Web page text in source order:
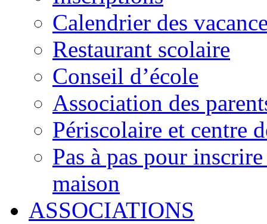
Calendrier des
Restaurant scolaire
Conseil d’école
Association des
Périscolaire et centre
Pas à pas pour
maison
ASSOCIATIONS